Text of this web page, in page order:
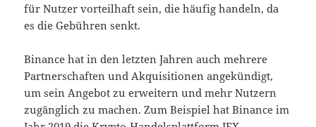
für Nutzer vorteilhaft sein, die häufig handeln, da
es die Gebühren senkt.
Binance hat in den letzten Jahren auch mehrere
Partnerschaften und Akquisitionen angekündigt,
um sein Angebot zu erweitern und mehr Nutzern
zugänglich zu machen. Zum Beispiel hat Binance im